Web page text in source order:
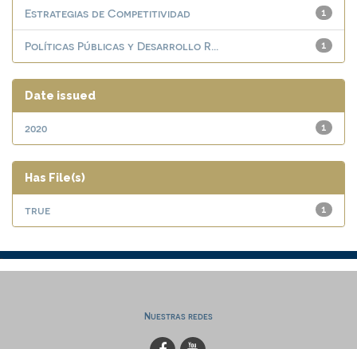
1
Estrategias de Competitividad
1
Políticas Públicas y Desarrollo R...
Date issued
1
2020
Has File(s)
1
true
Nuestras redes